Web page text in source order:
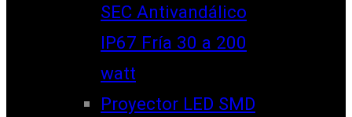
SEC Antivandálico
IP67 Fría 30 a 200
watt
Proyector LED SMD